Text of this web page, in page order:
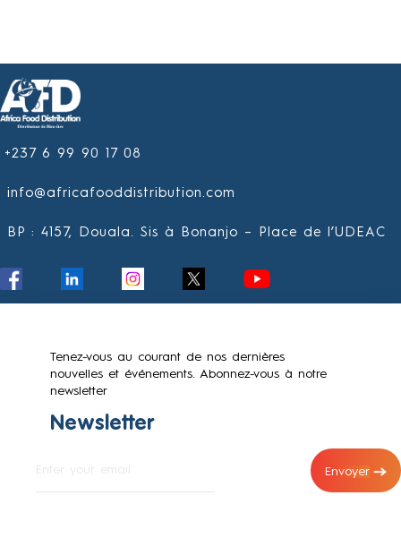
+237 6 99 90 17 08
info@africafooddistribution.com
BP : 4157, Douala. Sis à Bonanjo – Place de l’UDEAC
Tenez-vous au courant de nos dernières
nouvelles et événements. Abonnez-vous à notre
newsletter
Newsletter